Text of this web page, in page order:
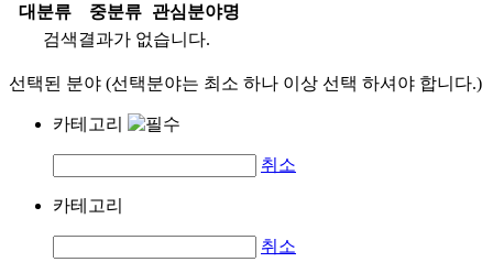
대분류
중분류
관심분야명
검색결과가 없습니다.
선택된 분야 (선택분야는 최소 하나 이상 선택 하셔야 합니다.)
카테고리
취소
카테고리
취소